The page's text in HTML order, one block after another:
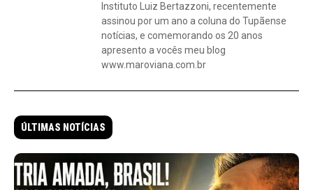
Instituto Luiz Bertazzoni, recentemente
assinou por um ano a coluna do Tupãense
notícias, e comemorando os 20 anos
apresento a vocês meu blog
www.maroviana.com.br
ÚLTIMAS NOTÍCIAS